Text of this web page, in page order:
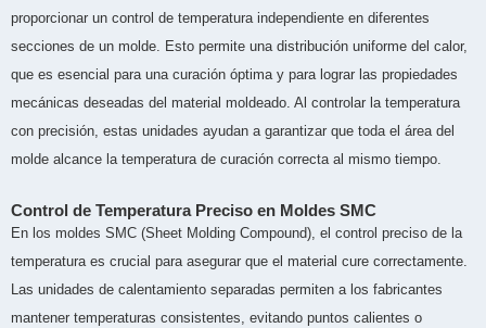
proporcionar un control de temperatura independiente en diferentes
secciones de un molde. Esto permite una distribución uniforme del calor,
que es esencial para una curación óptima y para lograr las propiedades
mecánicas deseadas del material moldeado. Al controlar la temperatura
con precisión, estas unidades ayudan a garantizar que toda el área del
molde alcance la temperatura de curación correcta al mismo tiempo.
Control de Temperatura Preciso en Moldes SMC
En los moldes SMC (Sheet Molding Compound), el control preciso de la
temperatura es crucial para asegurar que el material cure correctamente.
Las unidades de calentamiento separadas permiten a los fabricantes
mantener temperaturas consistentes, evitando puntos calientes o